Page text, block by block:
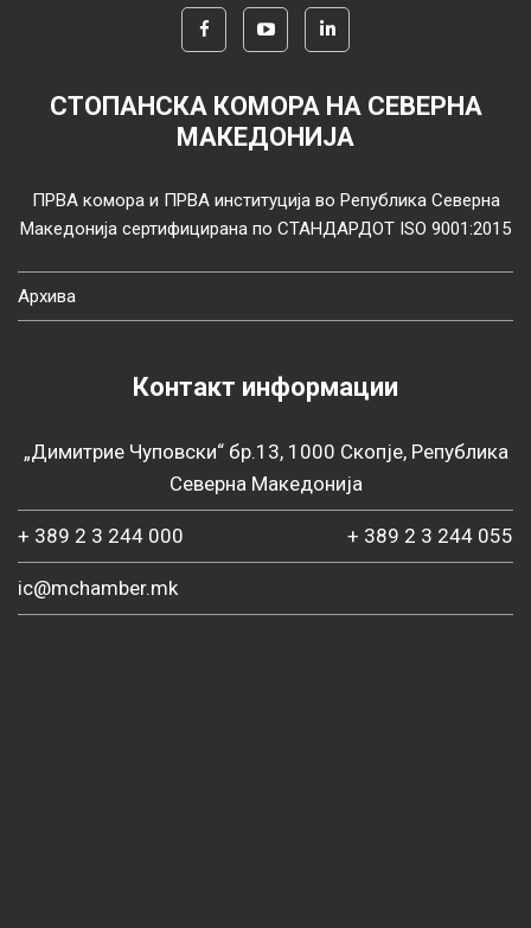
СТОПАНСКА КОМОРА НА СЕВЕРНА
МАКЕДОНИЈА
ПРВА комора и ПРВА институција во Република Северна
Македонија сертифицирана по СТАНДАРДОТ ISO 9001:2015
Архива
Контакт информации
„Димитрие Чуповски“ бр.13, 1000 Скопје, Република
Северна Македонија
+ 389 2 3 244 000 + 389 2 3 244 055
ic@mchamber.mk